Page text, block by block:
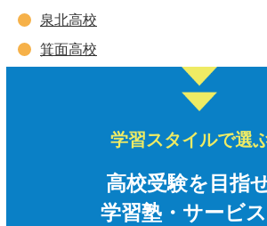
泉北高校
箕面高校
学習スタイルで選
高校受験を目指
学習塾・サービ